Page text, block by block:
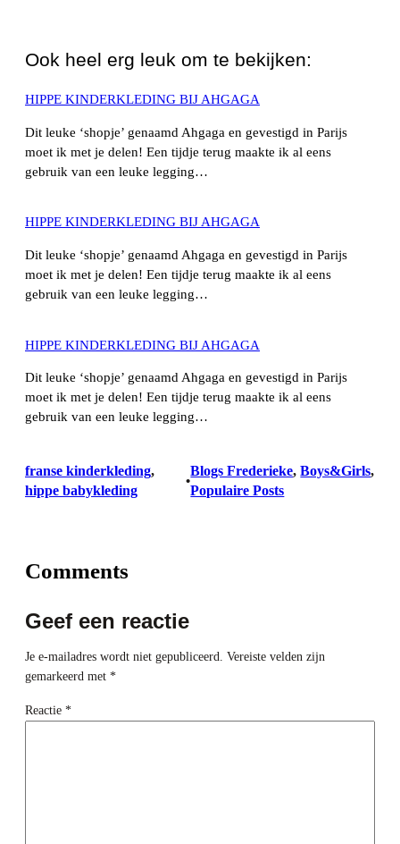
Ook heel erg leuk om te bekijken:
HIPPE KINDERKLEDING BIJ AHGAGA
Dit leuke ‘shopje’ genaamd Ahgaga en gevestigd in Parijs
moet ik met je delen! Een tijdje terug maakte ik al eens
gebruik van een leuke legging…
HIPPE KINDERKLEDING BIJ AHGAGA
Dit leuke ‘shopje’ genaamd Ahgaga en gevestigd in Parijs
moet ik met je delen! Een tijdje terug maakte ik al eens
gebruik van een leuke legging…
HIPPE KINDERKLEDING BIJ AHGAGA
Dit leuke ‘shopje’ genaamd Ahgaga en gevestigd in Parijs
moet ik met je delen! Een tijdje terug maakte ik al eens
gebruik van een leuke legging…
franse kinderkleding
hippe babykleding
•
Blogs Frederieke, Boys&Girls
Populaire Posts
Comments
Geef een reactie
Je e-mailadres wordt niet gepubliceerd. Vereiste velden zijn
gemarkeerd met *
Reactie *